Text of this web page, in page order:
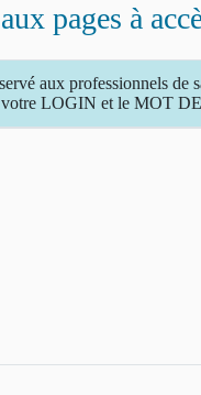
pages à
aux professionnels de
LOGIN et le MOT